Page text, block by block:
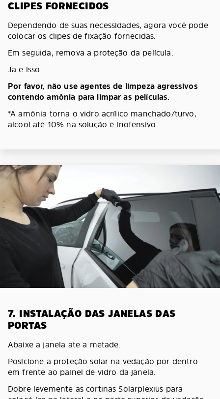
CLIPES FORNECIDOS
Dependendo de suas necessidades, agora você pode
colocar os clipes de fixação fornecidas.
Em seguida, remova a proteção da película.
Já é isso.
Por favor, não use agentes de limpeza agressivos
contendo amônia para limpar as películas.
*A amônia torna o vidro acrílico manchado/turvo,
álcool até 10% na solução é inofensivo.
7. INSTALAÇÃO DAS JANELAS DAS
PORTAS
Abaixe a janela ate a metade.
Posicione a proteção solar na vedação por dentro
em frente ao painel de vidro da janela.
Dobre levemente as cortinas Solarplexius para